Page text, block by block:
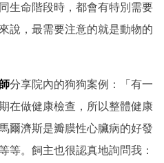
生命階段時，都會有特別需要
說，最需要注意的就是動物的
分享院內的狗狗案例：「有一
在做健康檢查，所以整體健康
爾濟斯是瓣膜性心臟病的好發
等。飼主也很認真地詢問我：